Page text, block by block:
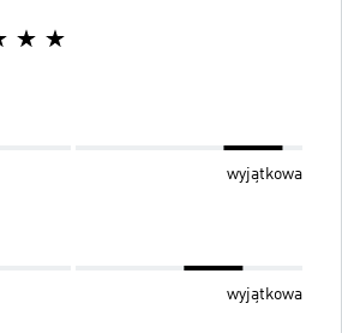
wyjątkowa
wyjątkowa